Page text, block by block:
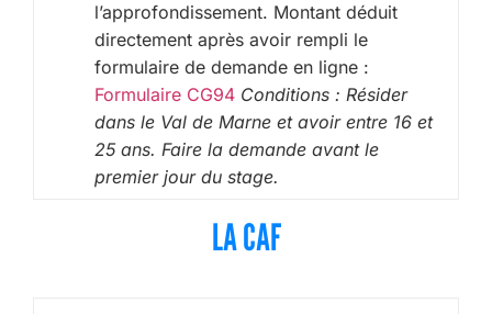
l’approfondissement. Montant déduit
directement après avoir rempli le
formulaire de demande en ligne :
Formulaire CG94 Conditions : Résider
dans le Val de Marne et avoir entre 16 et
25 ans. Faire la demande avant le
premier jour du stage.
LA CAF